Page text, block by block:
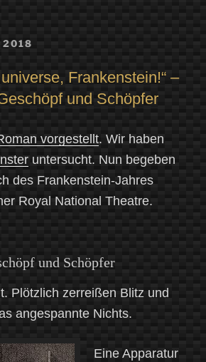
2018
Frankenstein!“ –
und Schöpfer
vorgestellt. Wir haben
untersucht. Nun begeben
des Frankenstein-Jahres
Royal National Theatre.
und Schöpfer
Plötzlich zerreißen Blitz und
angespannte Nichts.
Eine Apparatur